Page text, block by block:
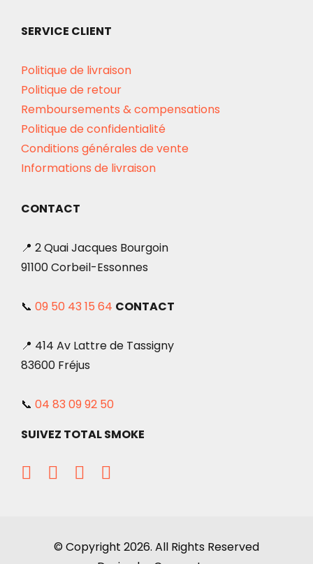
SERVICE CLIENT
Politique de livraison
Politique de retour
Remboursements & compensations
Politique de confidentialité
Conditions générales de vente
Informations de livraison
CONTACT
📍 2 Quai Jacques Bourgoin
91100 Corbeil-Essonnes
📞 09 50 43 15 64 CONTACT
📍 414 Av Lattre de Tassigny
83600 Fréjus
📞 04 83 09 92 50
SUIVEZ TOTAL SMOKE
© Copyright 2026. All Rights Reserved